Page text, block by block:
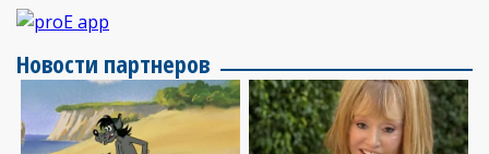
Новости партнеров